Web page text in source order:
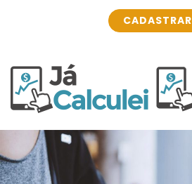
CADASTRAR